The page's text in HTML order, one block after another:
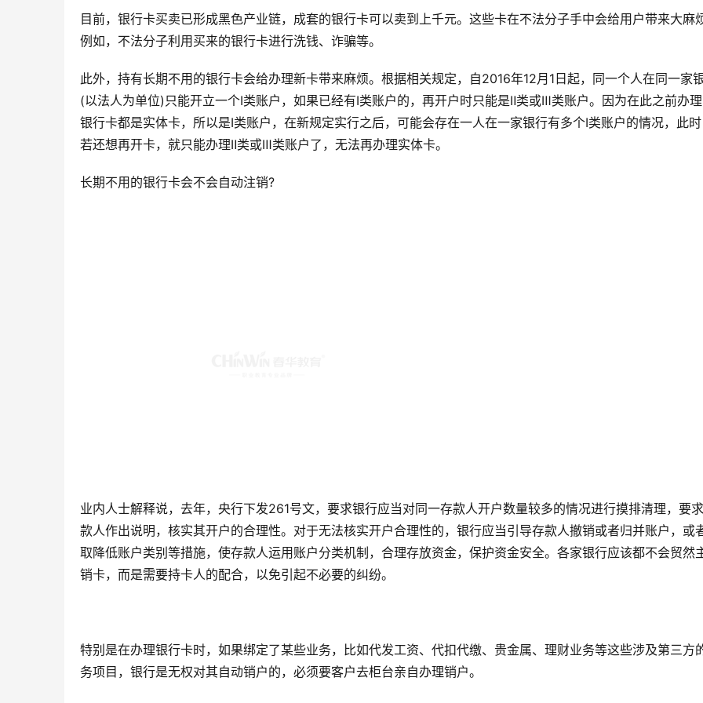
目前，银行卡买卖已形成黑色产业链，成套的银行卡可以卖到上千元。这些卡在不法分子手中会给用户带来大麻烦
例如，不法分子利用买来的银行卡进行洗钱、诈骗等。
此外，持有长期不用的银行卡会给办理新卡带来麻烦。根据相关规定，自2016年12月1日起，同一个人在同一家
(以法人为单位)只能开立一个Ⅰ类账户，如果已经有Ⅰ类账户的，再开户时只能是Ⅱ类或Ⅲ类账户。因为在此之前办
银行卡都是实体卡，所以是Ⅰ类账户，在新规定实行之后，可能会存在一人在一家银行有多个Ⅰ类账户的情况，此时
若还想再开卡，就只能办理Ⅱ类或Ⅲ类账户了，无法再办理实体卡。
长期不用的银行卡会不会自动注销?
业内人士解释说，去年，央行下发261号文，要求银行应当对同一存款人开户数量较多的情况进行摸排清理，要
款人作出说明，核实其开户的合理性。对于无法核实开户合理性的，银行应当引导存款人撤销或者归并账户，或
取降低账户类别等措施，使存款人运用账户分类机制，合理存放资金，保护资金安全。各家银行应该都不会贸然
销卡，而是需要持卡人的配合，以免引起不必要的纠纷。
特别是在办理银行卡时，如果绑定了某些业务，比如代发工资、代扣代缴、贵金属、理财业务等这些涉及第三方
务项目，银行是无权对其自动销户的，必须要客户去柜台亲自办理销户。